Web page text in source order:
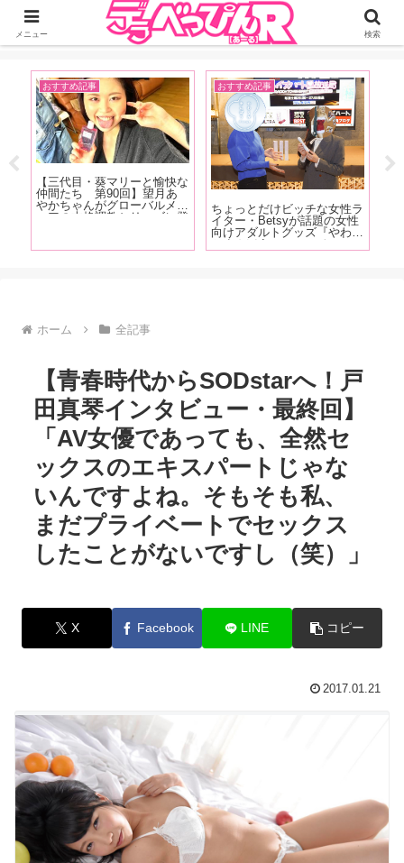
ジーオーティーが運営するちょっとHなニュースサイ。サイト内のリンクには
DMMアフィリエイトが含まれているものがあります
おすすめ記事
【三代目・葵マリーと愉快な
仲間たち 第90回】望月あ
やかちゃんがグローバルメデ
ィアの本格調教シリーズに登
望月あやか』の現場をレポー
おすすめ記事
ちょっとだけビッチな女性ラ
イター・Betsyが話題の女性
向けアダルトグッズ『やわら
かまんぼう ファースト』の
ホーム 全記事
【青春時代からSODstarへ！戸
田真琴インタビュー・最終回】
「AV女優であっても、全然セ
ックスのエキスパートじゃな
いんですよね。そもそも私、
まだプライベートでセックス
したことがないですし（笑）」
X Facebook LINE コピー
2017.01.21
メニュー 検索